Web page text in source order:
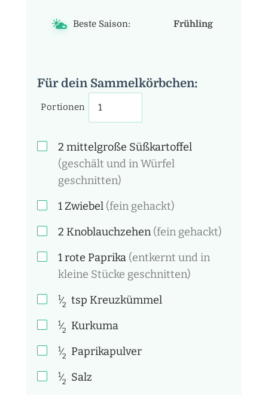
Beste Saison: Frühling
Für dein Sammelkörbchen:
Portionen
2 mittelgroße Süßkartoffel
(geschält und in Würfel
geschnitten)
1Zwiebel (fein gehackt)
2 Knoblauchzehen (fein gehackt)
1 rote Paprika (entkernt und in
kleine Stücke geschnitten)
1⁄2 tsp Kreuzkümmel
1⁄2 Kurkuma
1⁄2 Paprikapulver
1⁄2 Salz